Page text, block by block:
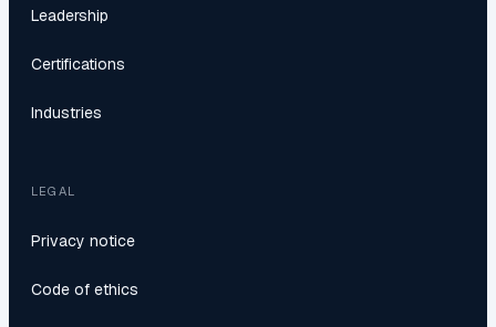
Leadership
Certifications
Industries
LEGAL
Privacy notice
Code of ethics